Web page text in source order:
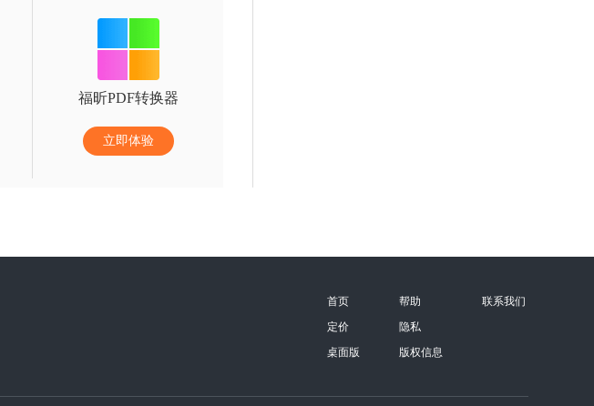
福昕PDF转换器
立即体验
首页
定价
桌面版
帮助
隐私
版权信息
联系我们